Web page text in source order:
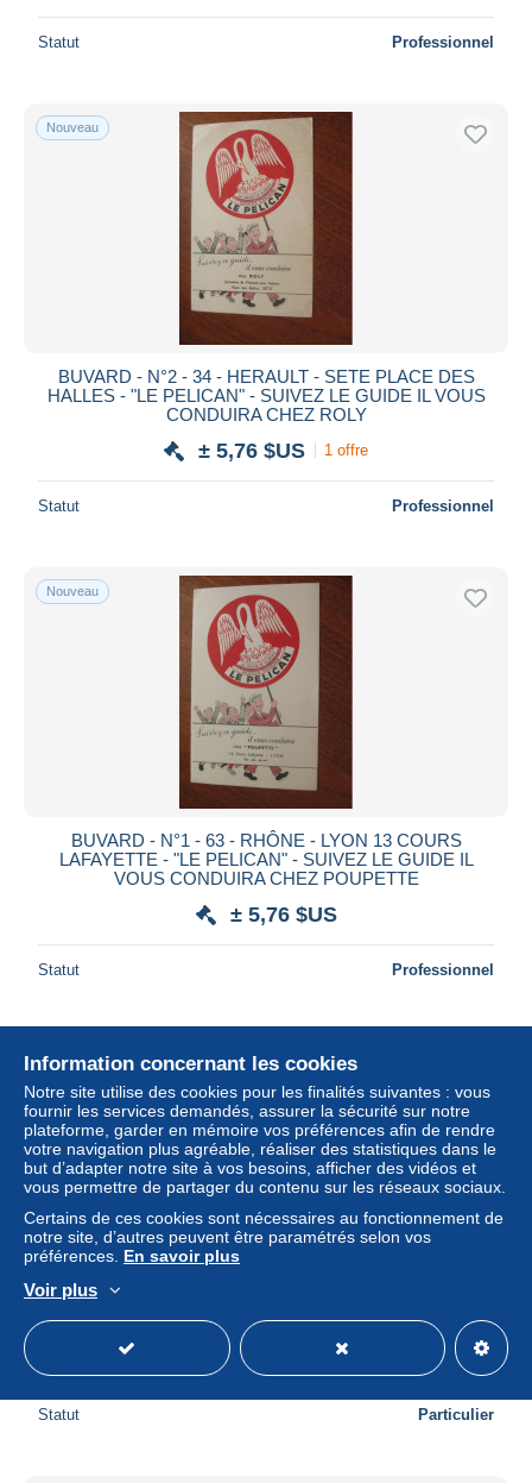
Statut Professionnel
Nouveau
BUVARD - N°2 - 34 - HERAULT - SETE PLACE DES
HALLES - "LE PELICAN" - SUIVEZ LE GUIDE IL VOUS
CONDUIRA CHEZ ROLY
± 5,76 $US 1 offre
Statut Professionnel
Nouveau
BUVARD - N°1 - 63 - RHÔNE - LYON 13 COURS
LAFAYETTE - "LE PELICAN" - SUIVEZ LE GUIDE IL
VOUS CONDUIRA CHEZ POUPETTE
± 5,76 $US
Statut Professionnel
Nouveau
Lot de 5 buvards publicitaires différends pour le
superphosphate de chaux. Non utilisés
± 5,76 $US
Statut Particulier
Information concernant les cookies
Notre site utilise des cookies pour les finalités suivantes : vous
fournir les services demandés, assurer la sécurité sur notre
plateforme, garder en mémoire vos préférences afin de rendre
votre navigation plus agréable, réaliser des statistiques dans le
but d’adapter notre site à vos besoins, afficher des vidéos et
vous permettre de partager du contenu sur les réseaux sociaux.
Certains de ces cookies sont nécessaires au fonctionnement de
notre site, d’autres peuvent être paramétrés selon vos
préférences. En savoir plus
Voir plus